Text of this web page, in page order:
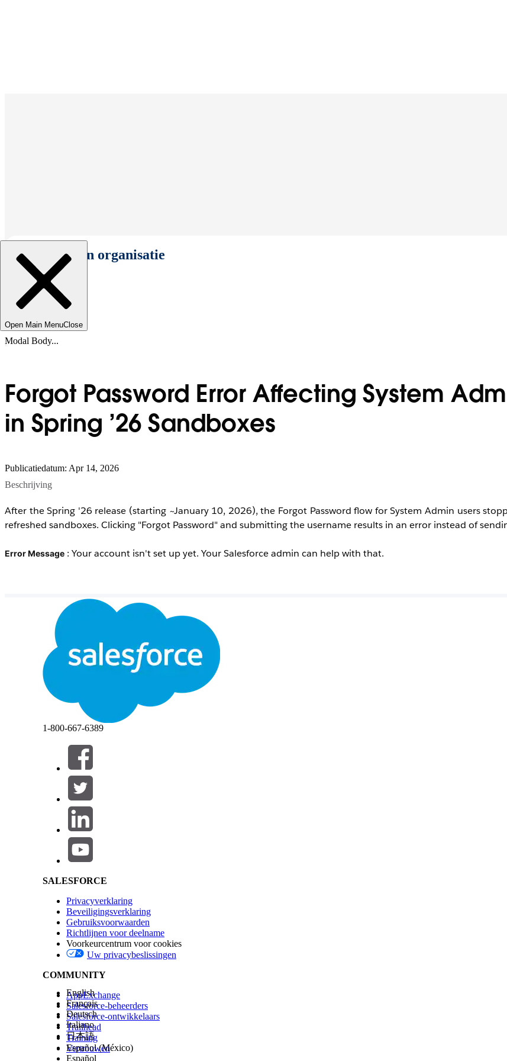
Selecteer een organisatie
Open Main MenuClose
Modal Body...
Forgot Password Error Affecting System
in Spring ’26 Sandboxes
Publicatiedatum: Apr 14, 2026
Beschrijving
After the Spring '26 release (starting ~January 10, 2026), the Forgot Password flow for System Admin users
refreshed sandboxes. Clicking "Forgot Password" and submitting the username results in an error instead of
Error Message : Your account isn't set up yet. Your Salesforce admin can help with that.
: Ensure security questions are set for the users in production, then refresh the sandbox to use the
the newly refreshed sandbox.
For your reference : Change Your Security Question :
Knowledge-artikelnummer
1-800-667-6389
SALESFORCE
Privacyverklaring
Beveiligingsverklaring
Gebruiksvoorwaarden
Richtlijnen voor deelname
Voorkeurcentrum voor cookies
Uw privacybeslissingen
COMMUNITY
AppExchange
Salesforce-beheerders
Salesforce-ontwikkelaars
Trailhead
Training
Vertrouwen
English
Français
Deutsch
Italiano
日本語
Español (México)
Español
Salesforce Help | Article